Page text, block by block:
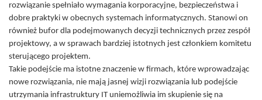
rozwiązanie spełniało wymagania korporacyjne, bezpieczeństwa i
dobre praktyki w obecnych systemach informatycznych. Stanowi on
również bufor dla podejmowanych decyzji technicznych przez zespół
projektowy, a w sprawach bardziej istotnych jest członkiem komitetu
sterującego projektem.
Takie podejście ma istotne znaczenie w firmach, które wprowadzając
nowe rozwiązania, nie mają jasnej wizji rozwiązania lub podejście
utrzymania infrastruktury IT uniemożliwia im skupienie się na